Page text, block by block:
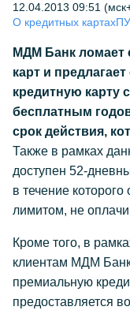
12.04.2013 09:51
О кредитных картах
МДМ Банк ломает
карт и
кредитную карту
бесплатным
срок действия,
Также в рамках
доступен 52-
в течение
лимитом, не
Кроме того, в
клиентам МДМ
премиальную
предоставляется